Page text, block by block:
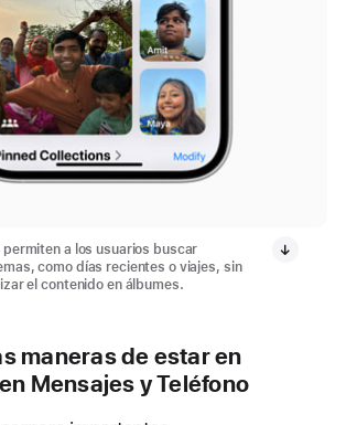
permiten a los usuarios buscar
como días recientes o viajes, sin
el contenido en álbumes.
maneras de estar en
Mensajes y Teléfono